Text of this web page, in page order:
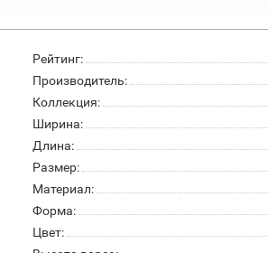
Рейтинг:
Производитель:
Коллекция:
Ширина:
Длина:
Размер:
Материал:
Форма:
Цвет: